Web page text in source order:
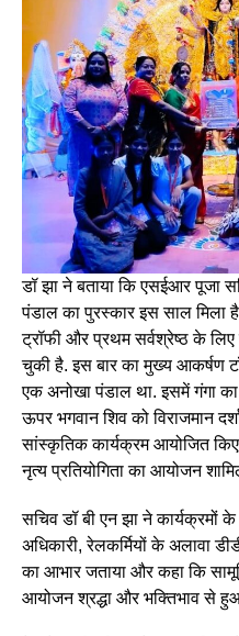
डॉ झा ने बताया कि एसईआर पूजा
पंडाल का पुरस्कार इस साल
ट्रॉफी और प्रथम सर्वश्रेष्ठ के लिए
चुकी है. इस बार का मुख्य आकर्षण
एक अनोखा पंडाल था. इसमें गंगा
ऊपर भगवान शिव को विराजमान
सांस्कृतिक कार्यक्रम आयोजित
नृत्य प्रतियोगिता का आयोजन
सचिव डॉ बी एन झा ने
अधिकारी, रेलकर्मियों के अलावा
का आभार जताया और कहा कि
आयोजन श्रद्धा और भक्तिभाव से